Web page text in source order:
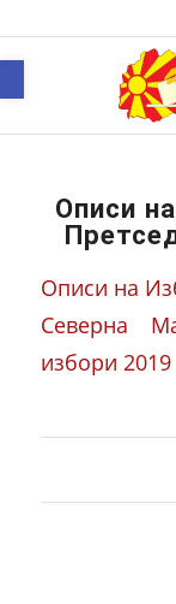
Описи
Описи на
Северна
избори 2019
Open toolbar